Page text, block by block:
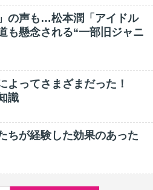
の声も…松本潤「アイドル
も懸念される“一部旧ジャニ
よってさまざまだった！
識
ちが経験した効果のあった